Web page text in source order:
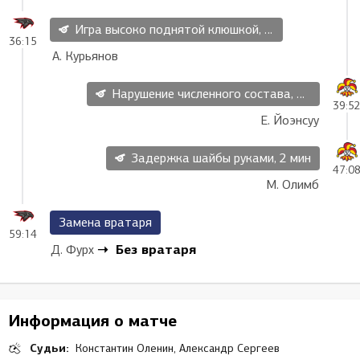
36:15
Игра высоко поднятой клюшкой, 2 мин
А. Курьянов
39:52
Нарушение численного состава, 2 мин
Е. Йоэнсуу
47:08
Задержка шайбы руками, 2 мин
М. Олимб
59:14
Замена вратаря
Д. Фурх
Без вратаря
Информация о матче
Судьи: Константин Оленин, Александр Сергеев